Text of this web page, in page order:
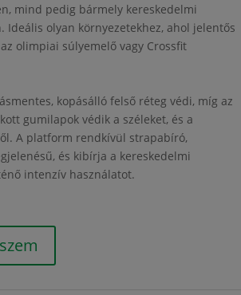
mind pedig bármely kereskedelmi
Ideális olyan környezetekhez, ahol jelentős
olimpiai súlyemelő vagy Crossfit
kopásálló felső réteg védi, míg az
gumilapok védik a széleket, és a
A platform rendkívül strapabíró,
és kibírja a kereskedelmi
intenzív használatot.